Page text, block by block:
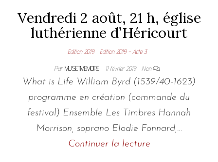
Vendredi 2 août, 21 h, église
luthérienne d’Héricourt
Edition 2019 Edition 2019 - Acte 3
ParMUSETMEMOIRE 11 février 2019 Non
What is Life William Byrd (1539/40-1623)
programme en création (commande du
festival) Ensemble Les Timbres Hannah
Morrison, soprano Elodie Fonnard,…
Continuer la lecture